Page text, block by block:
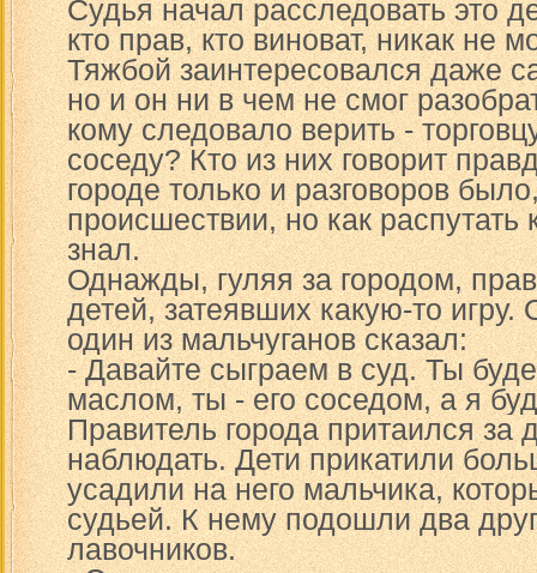
Судья начал расследовать это
кто прав, кто виноват, никак не
Тяжбой заинтересовался даже
но и он ни в чем не смог
кому следовало верить -
соседу? Кто из них говорит
городе только и разговоров
происшествии, но как распутать
знал.
Однажды, гуляя за городом,
детей, затеявших какую-то
один из мальчуганов сказал:
- Давайте сыграем в суд. Ты
маслом, ты - его соседом, а я
Правитель города притаился за
наблюдать. Дети прикатили
усадили на него мальчика,
судьей. К нему подошли два
лавочников.